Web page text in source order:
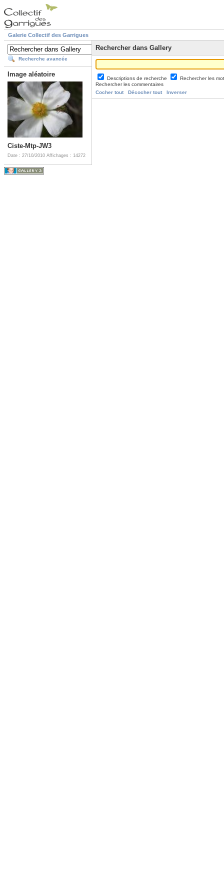
Galerie Collectif des Garrigues
Recherche avancée
Image aléatoire
Ciste-Mtp-JW3
Date : 27/10/2010 Affichages : 14272
Rechercher dans Gallery
Descriptions de recherche
Rechercher les
Rechercher les commentaires
Cocher tout
Décocher tout Inverser